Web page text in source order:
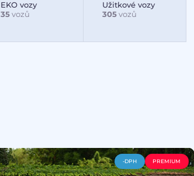
EKO vozy
35vozů
Užitkové vozy
305 vozů
-DPH PREMIUM